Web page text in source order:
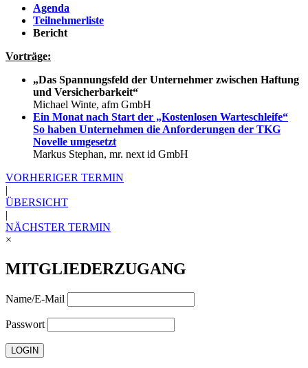
Agenda
Teilnehmerliste
Bericht
Vorträge:
„Das Spannungsfeld der Unternehmer zwischen Haftung
und Versicherbarkeit“
Michael Winte, afm GmbH
Ein Monat nach Start der „Kostenlosen Warteschleife“
So haben Unternehmen die Anforderungen der TKG
Novelle umgesetzt
Markus Stephan, mr. next id GmbH
VORHERIGER TERMIN
|
ÜBERSICHT
|
NÄCHSTER TERMIN
×
MITGLIEDERZUGANG
Name/E-Mail
Passwort